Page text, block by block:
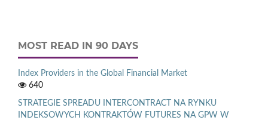
MOST READ IN 90 DAYS
Index Providers in the Global Financial Market
640
STRATEGIE SPREADU INTERCONTRACT NA RYNKU
INDEKSOWYCH KONTRAKTÓW FUTURES NA GPW W